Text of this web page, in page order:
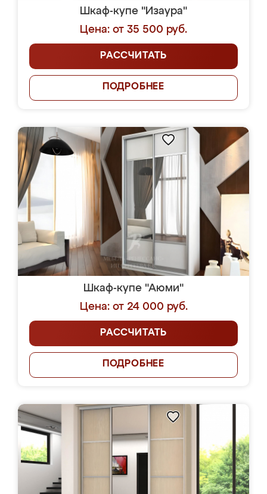
Шкаф-купе "Изаура"
Цена: от 35 500 руб.
РАССЧИТАТЬ
ПОДРОБНЕЕ
Шкаф-купе "Аюми"
Цена: от 24 000 руб.
РАССЧИТАТЬ
ПОДРОБНЕЕ